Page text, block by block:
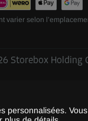
varier selon
Storebox Holding